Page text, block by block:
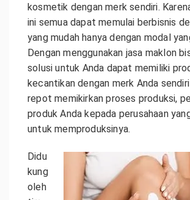
kosmetik dengan merk sendiri.
ini semua dapat memulai berbisnis
yang mudah hanya dengan modal
Dengan menggunakan jasa maklon
solusi untuk Anda dapat memiliki
kecantikan dengan merk Anda
repot memikirkan proses produksi,
produk Anda kepada perusahaan
untuk memproduksinya.
Didu
kung
oleh